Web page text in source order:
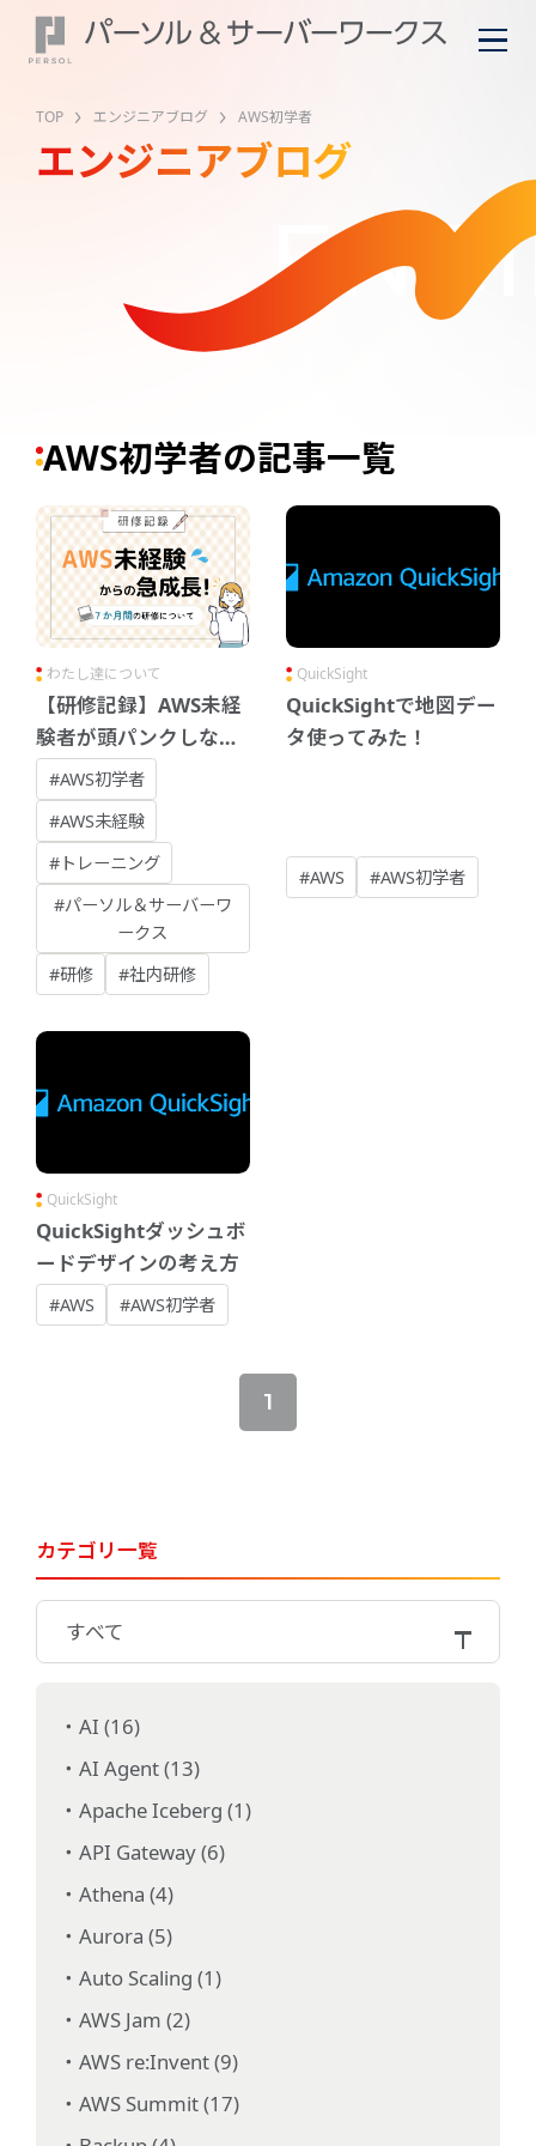
TOP エンジニアブログ AWS初学者
エンジニアブログ
AWS初学者の記事一覧
わたし達について
【研修記録】AWS未経
験者が頭パンクしなが
らも急成長できた、7
か月の研修を振り返る
#AWS初学者
#AWS未経験
#トレーニング
#パーソル＆サーバーワ
ークス
#研修
#社内研修
QuickSight
QuickSightで地図デー
タ使ってみた！
#AWS #AWS初学者
QuickSight
QuickSightダッシュボ
ードデザインの考え方
#AWS #AWS初学者
1
カテゴリ一覧
すべて
AI (16)
AI Agent (13)
Apache Iceberg (1)
API Gateway (6)
Athena (4)
Aurora (5)
Auto Scaling (1)
AWS Jam (2)
AWS re:Invent (9)
AWS Summit (17)